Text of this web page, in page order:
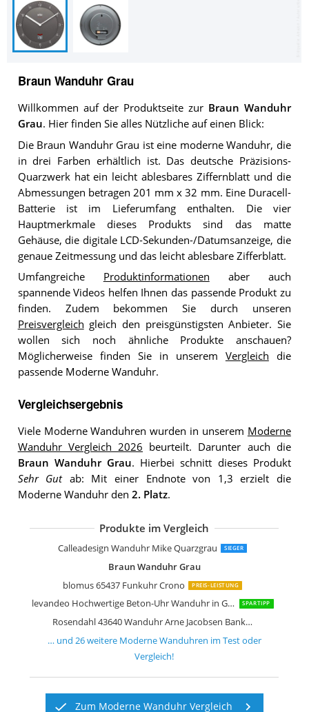
Braun Wanduhr Grau
Willkommen auf der Produktseite zur Braun Wanduhr
Grau. Hier finden Sie alles Nützliche auf einen Blick:
Die Braun Wanduhr Grau ist eine moderne Wanduhr, die
in drei Farben erhältlich ist. Das deutsche Präzisions-
Quarzwerk hat ein leicht ablesbares Ziffernblatt und die
Abmessungen betragen 201 mm x 32 mm. Eine Duracell-
Batterie ist im Lieferumfang enthalten. Die vier
Hauptmerkmale dieses Produkts sind das matte
Gehäuse, die digitale LCD-Sekunden-/Datumsanzeige, die
genaue Zeitmessung und das leicht ablesbare Zifferblatt.
Umfangreiche Produktinformationen aber auch
spannende Videos helfen Ihnen das passende Produkt zu
finden. Zudem bekommen Sie durch unseren
Preisvergleich gleich den preisgünstigsten Anbieter. Sie
wollen sich noch ähnliche Produkte anschauen?
Möglicherweise finden Sie in unserem Vergleich die
passende Moderne Wanduhr.
Vergleichsergebnis
Viele Moderne Wanduhren wurden in unserem Moderne
Wanduhr Vergleich 2026 beurteilt. Darunter auch die
Braun Wanduhr Grau. Hierbei schnitt dieses Produkt
Sehr Gutab: Mit einer Endnote von 1,3 erzielt die
Moderne Wanduhr den 2. Platz.
Produkte im Vergleich
Calleadesign Wanduhr Mike Quarzgrau SIEGER
Braun Wanduhr Grau
blomus 65437 Funkuhr Crono
PREIS-LEISTUNG
levandeo Hochwertige Beton-Uhr Wanduhr in Grau Kupfer 30cm rund SPARTIPP
Rosendahl 43640 Wanduhr Arne Jacobsen Bankers
CalleaDesign Wanduhr Exacto
Klein & More MoMA Timesphere
Alessi "Momento" Wanduhr aus
Mondaine Offizielle Schweizer
Calleadesign Wanduhr Karl
Arne Jacobsen Bankers Wanduhr
Arne Jacobsen Bankers Wanduhr
Arne Jacobsen Bankers Wanduhr
Calleadesign Wanduhr Linie Smarty
NeXtime Wanduhr Bahnhofsuhr
Stelton 852 Time Wanduhr medium
Karlsson Normann Uhr Wanduhr
Seiko Unisex-Uhr Analog QXA634A
Karlsson Origami Uhr Wanduhr
Karlsson Wanduhr Minimal Jeansblau
Seiko QXA566J Wanduhr
BonVivo The Classic Clock
… und 26weitere Moderne Wanduhren im Test oder
Vergleich!
Zum Moderne Wanduhr Vergleich